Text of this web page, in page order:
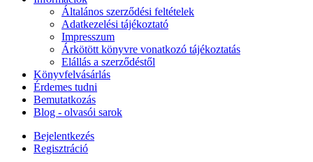
Általános szerződési feltételek
Adatkezelési tájékoztató
Impresszum
Árkötött könyvre vonatkozó tájékoztatás
Elállás a szerződéstől
Könyvfelvásárlás
Érdemes tudni
Bemutatkozás
Blog - olvasói sarok
Bejelentkezés
Regisztráció